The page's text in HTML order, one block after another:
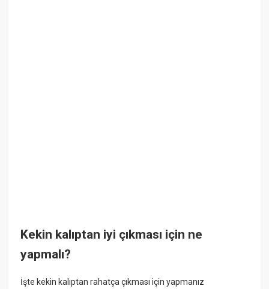
Kekin kalıptan iyi çıkması için ne
yapmalı?
İşte kekin kalıptan rahatça çıkması için yapmanız